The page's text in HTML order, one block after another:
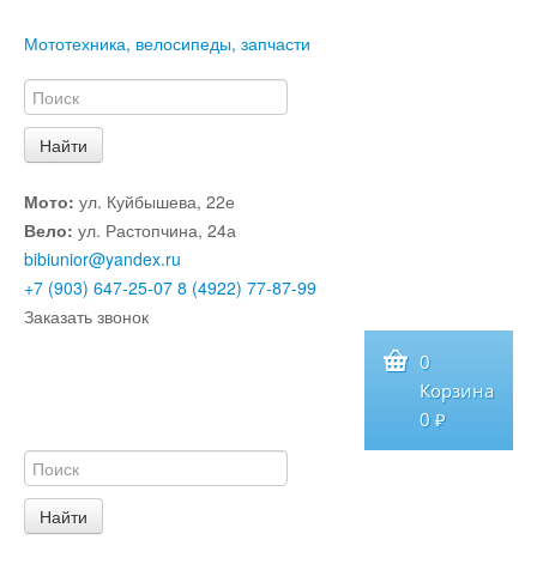
Мототехника, велосипеды, запчасти
Мото: ул. Куйбышева, 22е
Вело: ул. Растопчина, 24а
bibiunior@yandex.ru
+7 (903) 647-25-07 8 (4922) 77-87-99
Заказать звонок
0
Корзина
0 ₽